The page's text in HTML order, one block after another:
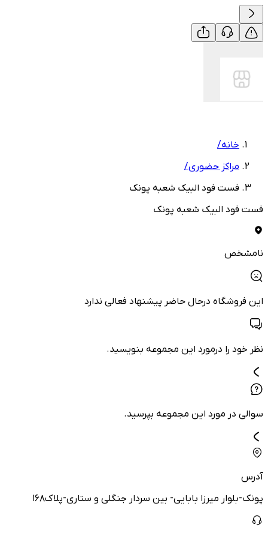
خانه/
مراکز حضوری/
فست فود البیک شعبه پونک
فست فود البیک شعبه پونک
نامشخص
این فروشگاه درحال حاضر پیشنهاد فعالی ندارد
نظر خود را درمورد این مجموعه بنویسید.
سوالی در مورد این مجموعه بپرسید.
آدرس
پونک-بلوار میرزا بابایی- بین سردار جنگلی و ستاری-پلاک۱۶۸